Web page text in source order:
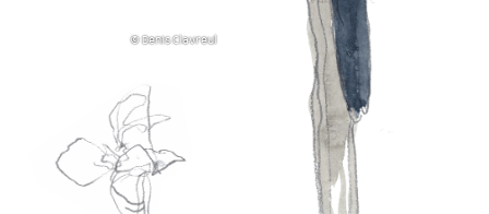
© Denis Clavreul